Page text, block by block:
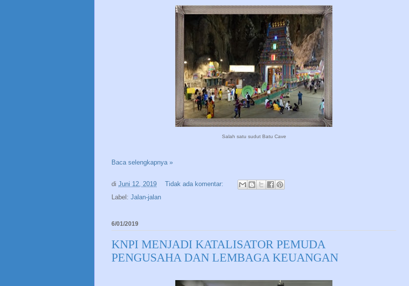
Salah satu sudut Batu Cave
Baca selengkapnya »
di Juni 12, 2019
Tidak ada komentar:
Label: Jalan-jalan
6/01/2019
KNPI MENJADI KATALISATOR PEMUDA
PENGUSAHA DAN LEMBAGA KEUANGAN